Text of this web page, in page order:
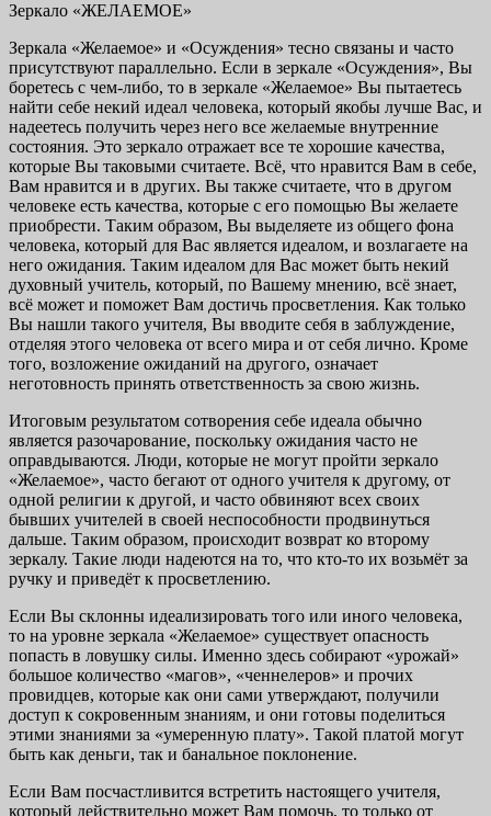
Зеркало «ЖЕЛАЕМОЕ»
Зеркала «Желаемое» и «Осуждения» тесно связаны и часто
присутствуют параллельно. Если в зеркале «Осуждения», Вы
боретесь с чем-либо, то в зеркале «Желаемое» Вы пытаетесь
найти себе некий идеал человека, который якобы лучше Вас, и
надеетесь получить через него все желаемые внутренние
состояния. Это зеркало отражает все те хорошие качества,
которые Вы таковыми считаете. Всё, что нравится Вам в себе,
Вам нравится и в других. Вы также считаете, что в другом
человеке есть качества, которые с его помощью Вы желаете
приобрести. Таким образом, Вы выделяете из общего фона
человека, который для Вас является идеалом, и возлагаете на
него ожидания. Таким идеалом для Вас может быть некий
духовный учитель, который, по Вашему мнению, всё знает,
всё может и поможет Вам достичь просветления. Как только
Вы нашли такого учителя, Вы вводите себя в заблуждение,
отделяя этого человека от всего мира и от себя лично. Кроме
того, возложение ожиданий на другого, означает
неготовность принять ответственность за свою жизнь.
Итоговым результатом сотворения себе идеала обычно
является разочарование, поскольку ожидания часто не
оправдываются. Люди, которые не могут пройти зеркало
«Желаемое», часто бегают от одного учителя к другому, от
одной религии к другой, и часто обвиняют всех своих
бывших учителей в своей неспособности продвинуться
дальше. Таким образом, происходит возврат ко второму
зеркалу. Такие люди надеются на то, что кто-то их возьмёт за
ручку и приведёт к просветлению.
Если Вы склонны идеализировать того или иного человека,
то на уровне зеркала «Желаемое» существует опасность
попасть в ловушку силы. Именно здесь собирают «урожай»
большое количество «магов», «ченнелеров» и прочих
провидцев, которые как они сами утверждают, получили
доступ к сокровенным знаниям, и они готовы поделиться
этими знаниями за «умеренную плату». Такой платой могут
быть как деньги, так и банальное поклонение.
Если Вам посчастливится встретить настоящего учителя,
который действительно может Вам помочь, то только от